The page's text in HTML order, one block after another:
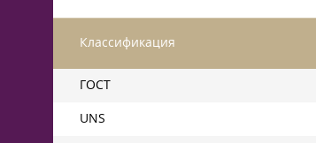
Классификация
ГОСТ
UNS